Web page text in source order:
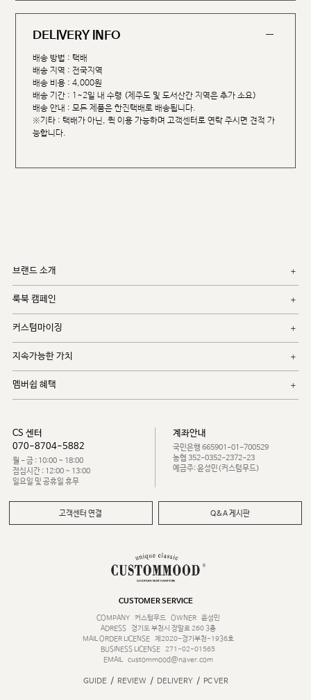
DELIVERY INFO
배송 방법 : 택배
배송 지역 : 전국지역
배송 비용 : 4,000원
배송 기간 : 1~2일 내 수령 (제주도 및 도서산간 지역은 추가 소요)
배송 안내 : 모든 제품은 한진택배로 배송됩니다.
※기타 : 택배가 아닌, 퀵 이용 가능하며 고객센터로 연락 주시면 견적 가
능합니다.
브랜드 소개
룩북 캠페인
커스텀마이징
지속가능한 가치
멤버쉽 혜택
CS 센터
070-8704-5882
월 - 금 : 10:00 ~ 18:00
점심시간 : 12:00 ~ 13:00
일요일 및 공휴일 휴무
계좌안내
국민은행 665901-01-700529
농협 352-0352-2372-23
예금주: 윤성민(커스텀무드)
고객센터 연결 Q&A 게시판
CUSTOMER SERVICE
COMPANY
커스텀무드 OWNER
윤성민
ADRESS
경기도 부천시 장말로 260 3층
MAIL ORDER LICENSE
제2020-경기부천-1936호
BUSINESS LICENSE 271-02-01565
EMAIL
custommood@naver.com
GUIDE / REVIEW / DELIVERY / PC VER